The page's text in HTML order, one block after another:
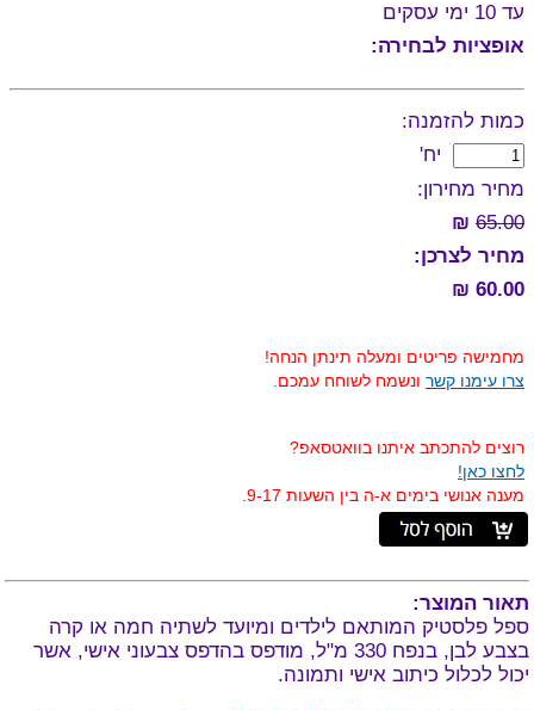
עד 10 ימי עסקים
אופציות לבחירה:
כמות להזמנה:
יח'
מחיר מחירון:
65.00
₪
מחיר לצרכן:
60.00 ₪
מחמישה פריטים ומעלה תינתן הנחה!
צרו עימנו קשר ונשמח לשוחח עמכם.
רוצים להתכתב איתנו בוואטסאפ?
לחצו כאן!
מענה אנושי בימים א-ה בין השעות 9-17.
תאור המוצר:
ספל פלסטיק המותאם לילדים ומיועד לשתיה חמה או קרה
בצבע לבן, בנפח 330 מ"ל, מודפס בהדפס צבעוני אישי, אשר
יכול לכלול כיתוב אישי ותמונה.